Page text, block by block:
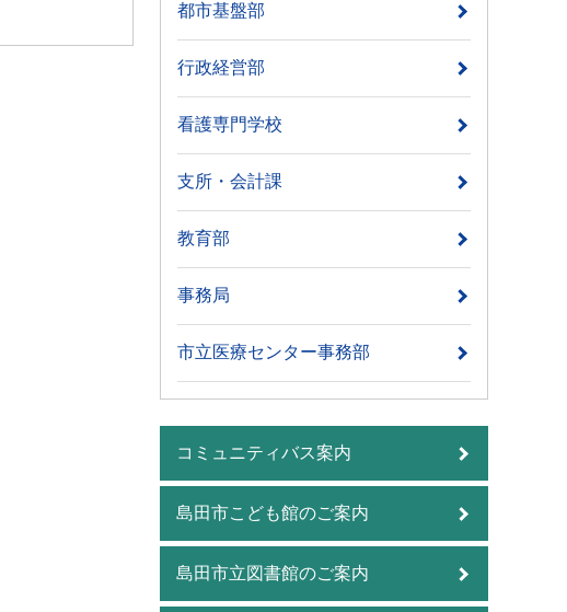
都市基盤部
行政経営部
看護専門学校
支所・会計課
教育部
事務局
市立医療センター事務部
コミュニティバス案内
島田市こども館のご案内
島田市立図書館のご案内